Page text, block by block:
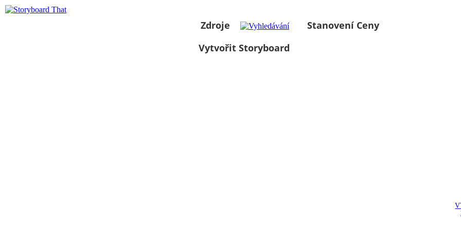
Zdroje
Stanovení Ceny
Vytvořit Storyboard